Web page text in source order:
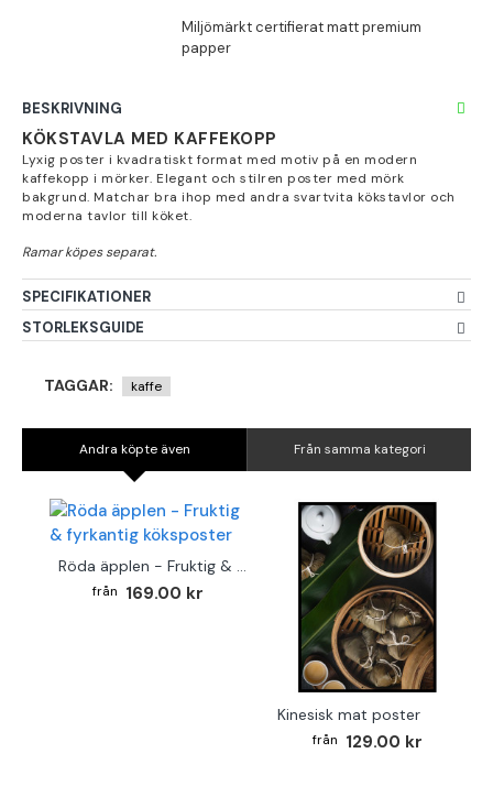
BESKRIVNING
KÖKSTAVLA MED KAFFEKOPP
Lyxig poster i kvadratiskt format med motiv på en modern
kaffekopp i mörker. Elegant och stilren poster med mörk
bakgrund. Matchar bra ihop med andra svartvita kökstavlor och
moderna tavlor till köket.
SPECIFIKATIONER
STORLEKSGUIDE
TAGGAR: kaffe
Andra köpte även Från samma kategori
Röda äpplen - Fruktig & fyrkantig köksposter
169.00 kr
Kinesisk mat poster
129.00 kr